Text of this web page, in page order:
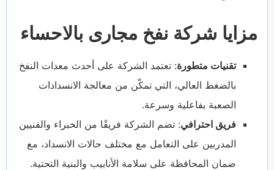
مزايا شركة نفخ مجارى بالاحساء
تقنيات متطورة: تعتمد الشركة على أحدث معدات النفخ
بالضغط العالي، التي تمكّن من معالجة الانسدادات
الصعبة بفاعلية وسرعة.
فريق احترافي: تضم الشركة فريقًا من الخبراء والفنيين
المدربين على التعامل مع مختلف حالات الانسداد، مع
ضمان المحافظة على سلامة الأنابيب والبنية التحتية.